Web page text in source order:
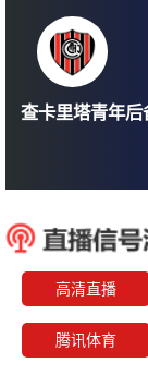
高清直播
腾讯体育